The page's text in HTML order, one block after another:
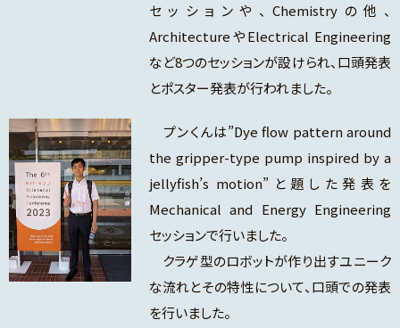
セッションや、Chemistryの他、
ArchitectureやElectrical Engineering
など8つのセッションが設けられ、口頭発表
とポスター発表が行われました。
プンくんは”Dye flow pattern around
the gripper-type pump inspired by a
jellyfish’s motion”と題した発表を
Mechanical and Energy Engineering
セッションで行いました。
クラゲ型のロボットが作り出すユニーク
な流れとその特性について、口頭での発表
を行いました。